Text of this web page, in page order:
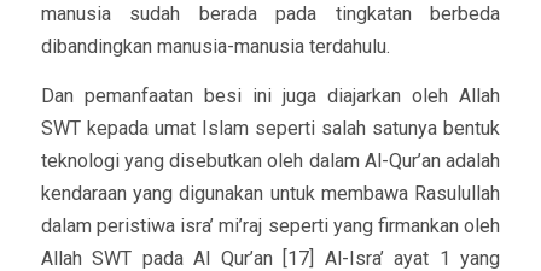
manusia sudah berada pada tingkatan berbeda
dibandingkan manusia-manusia terdahulu.
Dan pemanfaatan besi ini juga diajarkan oleh Allah
SWT kepada umat Islam seperti salah satunya bentuk
teknologi yang disebutkan oleh dalam Al-Qur’an adalah
kendaraan yang digunakan untuk membawa Rasulullah
dalam peristiwa isra’ mi’raj seperti yang firmankan oleh
Allah SWT pada Al Qur’an [17] Al-Isra’ ayat 1 yang